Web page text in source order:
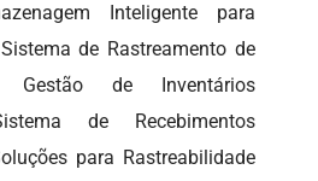
Inteligente para
de Rastreamento de
Gestão de Inventários
de Recebimentos
para Rastreabilidade